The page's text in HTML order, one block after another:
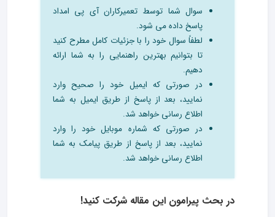
سوال شما توسط تعمیرکاران آی پی امداد
پاسخ داده می شود.
لطفاً سوال خود را با جزئیات کامل مطرح کنید
تا بتوانیم بهترین راهنمایی را به شما ارائه
دهیم.
در صورتی که ایمیل خود را صحیح وارد
نمایید، بعد از پاسخ از طریق ایمیل به شما
اطلاع رسانی خواهد شد.
در صورتی که شماره موبایل خود را وارد
نمایید، بعد از پاسخ از طریق پیامک به شما
اطلاع رسانی خواهد شد.
در بحث‌ پیرامون این مقاله شرکت کنید!